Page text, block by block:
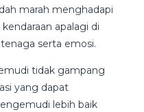
marah menghadapi
apalagi di
serta emosi.
tidak gampang
yang dapat
lebih baik